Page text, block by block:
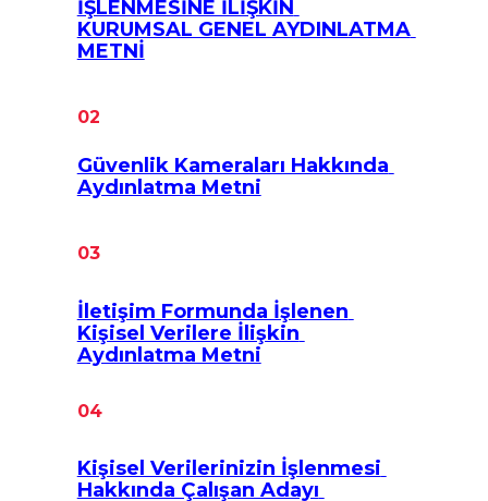
İŞLENMESİNE İLİŞKİN
KURUMSAL GENEL AYDINLATMA
METNİ
02
Güvenlik Kameraları Hakkında
Aydınlatma Metni
03
İletişim Formunda İşlenen
Kişisel Verilere İlişkin
Aydınlatma Metni
04
Kişisel Verilerinizin İşlenmesi
Hakkında Çalışan Adayı